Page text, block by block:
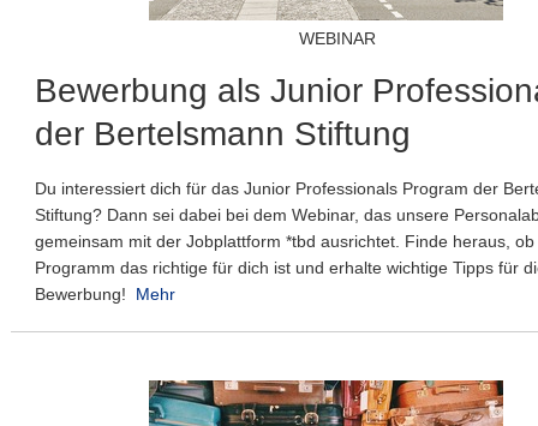
WEBINAR
Bewerbung als Junior
der Bertelsmann Stiftung
Du interessiert dich für das Junior Professionals Program der
Stiftung? Dann sei dabei bei dem Webinar, das unsere
gemeinsam mit der Jobplattform *tbd ausrichtet. Finde heraus, ob
Programm das richtige für dich ist und erhalte wichtige Tipps für
Bewerbung! Mehr